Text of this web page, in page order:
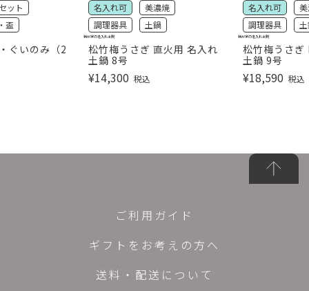
ぐいのみ（2
ット
盃
松竹梅うさぎ 直火用 名入れ
土鍋 8号
名入れ可
美濃焼
調理器具
土鍋
¥14,300 税込
我が家の名入れ土鍋
松竹梅うさぎ
土鍋 9号
名入れ可
調理器具
¥18,590 税込
我が家の名入れ土鍋
ご利用ガイド
ギフトをお考えの方へ
送料・配送について